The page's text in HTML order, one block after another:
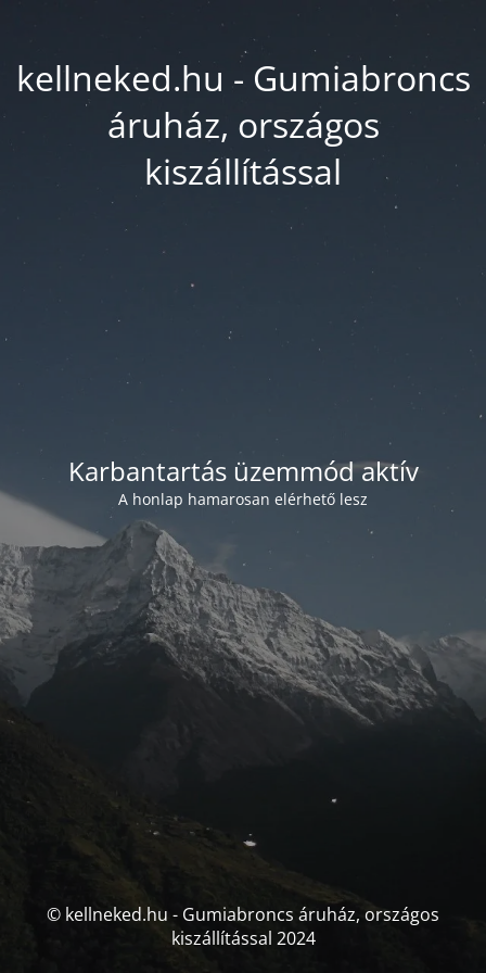
kellneked.hu - Gumiabroncs
áruház, országos
kiszállítással
Karbantartás üzemmód aktív
A honlap hamarosan elérhető lesz
© kellneked.hu - Gumiabroncs áruház, országos
kiszállítással 2024